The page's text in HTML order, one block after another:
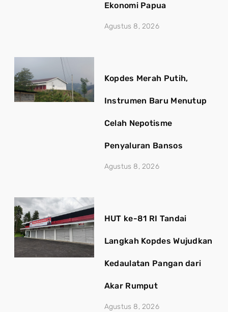
Ekonomi Papua
Agustus 8, 2026
Kopdes Merah Putih,
Instrumen Baru Menutup
Celah Nepotisme
Penyaluran Bansos
Agustus 8, 2026
HUT ke-81 RI Tandai
Langkah Kopdes Wujudkan
Kedaulatan Pangan dari
Akar Rumput
Agustus 8, 2026